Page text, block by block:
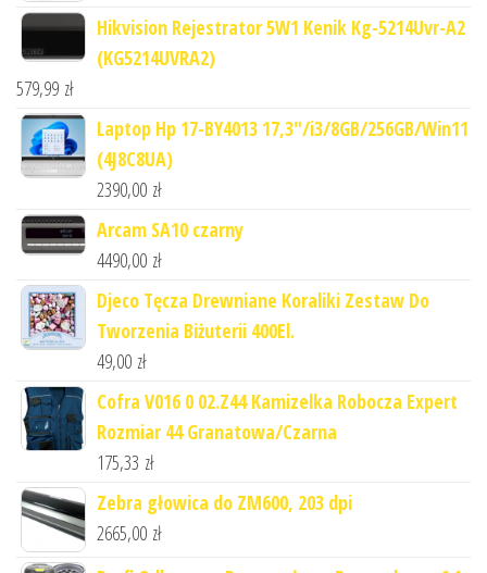
Hikvision Rejestrator 5W1 Kenik Kg-5214Uvr-A2
(KG5214UVRA2)
579,99 zł
Laptop Hp 17-BY4013 17,3"/i3/8GB/256GB/Win11
(4J8C8UA)
2390,00 zł
Arcam SA10 czarny
4490,00 zł
Djeco Tęcza Drewniane Koraliki Zestaw Do
Tworzenia Biżuterii 400El.
49,00 zł
Cofra V016 0 02.Z44 Kamizelka Robocza Expert
Rozmiar 44 Granatowa/Czarna
175,33 zł
Zebra głowica do ZM600, 203 dpi
2665,00 zł